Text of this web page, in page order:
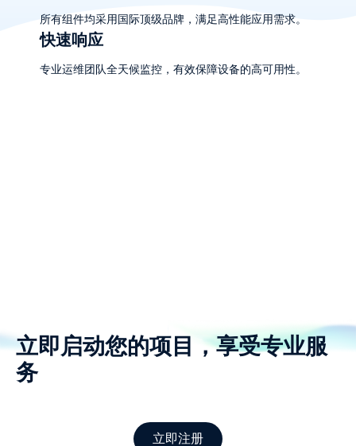
所有组件均采用国际顶级品牌，满足高性能应用需求。
快速响应
专业运维团队全天候监控，有效保障设备的高可用性。
立即启动您的项目，享受专业服
务
立即注册